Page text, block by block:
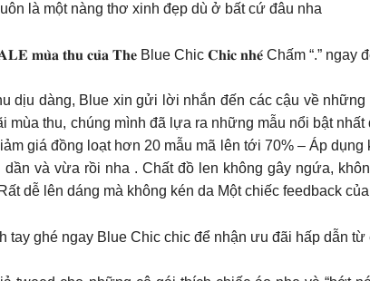
là một nàng thơ xinh đẹp dù ở bất cứ đâu nha
𝐦𝐮̀𝐚 𝐭𝐡𝐮 𝐜𝐮̉𝐚 𝐓𝐡𝐞 Blue Chic 𝐂𝐡𝐢𝐜 𝐧𝐡𝐞́ Chấm “.”
dịu dàng, Blue xin gửi lời nhắn đến các cậu về
mùa thu, chúng mình đã lựa ra những mẫu nổi bật
giá đồng loạt hơn 20 mẫu mã lên tới 70% – Áp
dần và vừa rồi nha . Chất đồ len không gây ngứa,
dễ lên dáng mà không kén da Một chiếc feedback
tay ghé ngay Blue Chic chic để nhận ưu đãi hấp dẫn từ